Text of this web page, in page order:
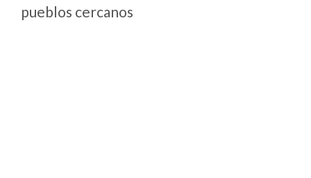
pueblos cercanos